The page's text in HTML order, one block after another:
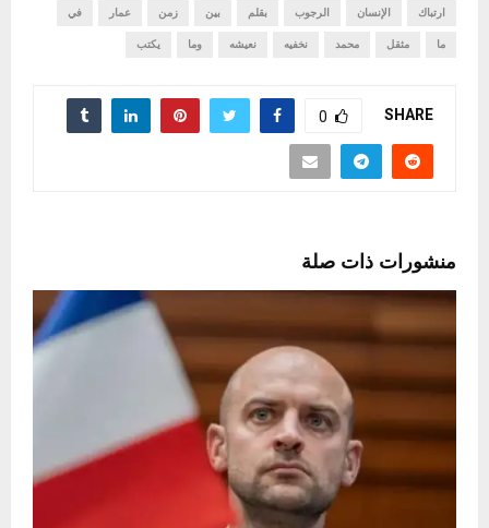
ارتباك الإنسان الرجوب بقلم بين زمن عمار في
ما مثقل محمد نخفيه نعيشه وما يكتب
SHARE
0
منشورات ذات صلة